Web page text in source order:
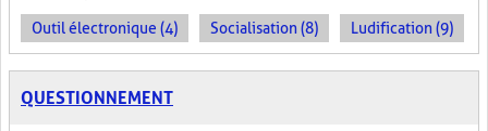
Outil électronique (4) Socialisation (8) Ludification (9)
QUESTIONNEMENT